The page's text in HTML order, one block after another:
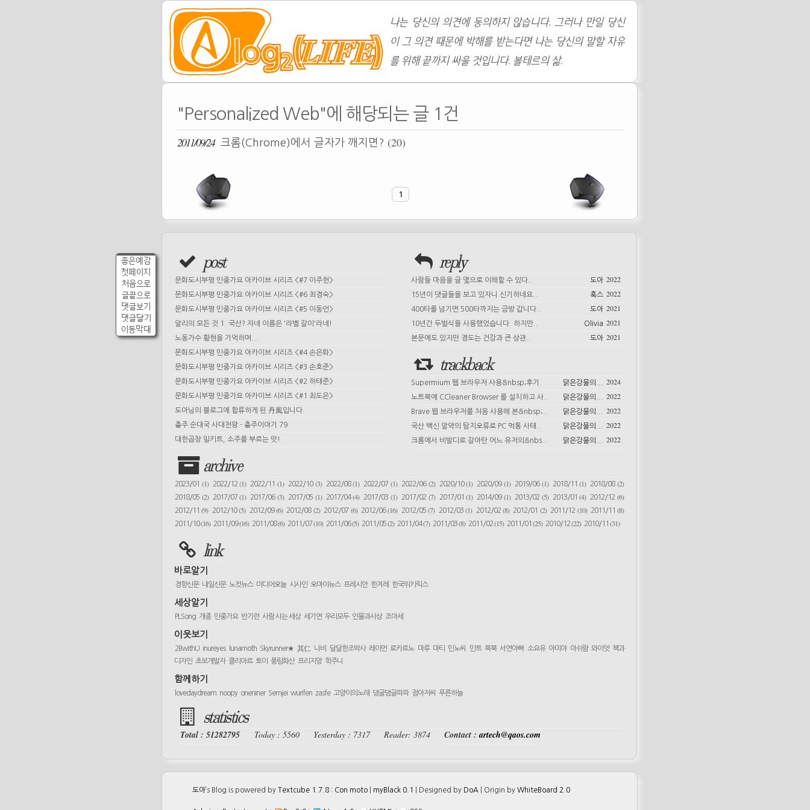
나는 당신의 의견에 동의하지 않습니다. 그러나 만일 당신
이 그 의견 때문에 박해를 받는다면 나는 당신의 말할 자유
를 위해 끝까지 싸울 것입니다. 볼테르의 삶.
좋은예감
첫페이지
처음으로
글끝으로
댓글보기
댓글달기
이동막대
"Personalized Web"에 해당되는 글 1건
2011/09/24 크롬(Chrome)에서 글자가 깨지면? (20)
1
post
문화도시부평 민중가요 아카이브 시리즈 <#7 이주헌>
문화도시부평 민중가요 아카이브 시리즈 <#6 최경숙>
문화도시부평 민중가요 아카이브 시리즈 <#5 이동언>
알리의 모든 것 1. 국산? 자네 이름은 '라벨 갈이'라네!
노동가수 황현을 기억하며...
문화도시부평 민중가요 아카이브 시리즈 <#4 손은화>
문화도시부평 민중가요 아카이브 시리즈 <#3 손호준>
문화도시부평 민중가요 아카이브 시리즈 <#2 하태준>
문화도시부평 민중가요 아카이브 시리즈 <#1 최도은>
도아님의 블로그에 합류하게 된 丹風입니다.
충주 순대국 사대천왕 - 충주이야기 79
대한곱창 밀키트, 소주를 부르는 맛!
reply
사람들 마음을 글 몇으로 이해할 수 있다.. 2022
도아
15년이 댓글들을 보고 있자니 신기하네요..
2022
훅스
400타를 넘기면 500타까지는 금방 갑니다..
2021
도아
10년간 두벌식을 사용했었습니다. 하지만..
2021
Olivia
본문에도 있지만 경도는 건강과 큰 상관..
2021
도아
trackback
Supermium 웹 브라우저 사용&nbsp;후기. 2024
맑은강물의...
노트북에 CCleaner Browser 를 설치하고 사..
2022
맑은강물의...
Brave 웹 브라우저를 처음 사용해 본&nbsp;..
2022
맑은강물의...
국산 백신 알약의 탐지오류로 PC 먹통 사태..
2022
맑은강물의...
크롬에서 비발디로 갈아탄 어느 유저의&nbs..
2022
맑은강물의...
archive
2023/01 (1) 2022/12(1) 2022/11(1) 2022/10 (3) 2022/08(1) 2022/07(1) 2022/06 (2) 2020/10(1) 2020/09(1) 2019/06 (1) 2018/11(1) 2018/08(2)
2018/05 (2) 2017/07(1) 2017/06(3) 2017/05 (1) 2017/04(4) 2017/03(1) 2017/02 (7) 2017/01(1) 2014/09(1) 2013/02 (5) 2013/01(4) 2012/12(6)
2012/11(9) 2012/10(5) 2012/09(6) 2012/08 (2) 2012/07 (6) 2012/06(16) 2012/05(7) 2012/03(1) 2012/02 (8) 2012/01 (2) 2011/12 (10) 2011/11(8)
2011/10(16) 2011/09(16) 2011/08(6) 2011/07(10) 2011/06(5) 2011/05(2) 2011/04(7) 2011/03(8) 2011/02(15) 2011/01 (25) 2010/12(22) 2010/11 (31)
link
바로알기
경향신문 내일신문 노컷뉴스 미디어오늘 시사인 오마이뉴스 프레시안 한겨레 한국위키릭스
세상알기
PLSong 개종 민중가요 반기련 사람 사는 세상 세기연 우리모두 인물과사상 조아세
이웃보기
2BwithU inureyes lunamoth Skyrunner★ 其仁 나비 달달한조박사 레이먼 로카르노 마루 마티 민노씨 민트 북북 서연아빠 소요유 아미야 아쉬람 와이엇 책과
디자인 초보개발자 클리아르 토이 풍림화산 프리지앙 학주니
함께하기
lovedaydream noopy oneniner Semjei wurifen zasfe 고양이의노래 댕글댕글파파 점아저씨 푸른하늘
statistics
Total : 51282795 Today : 5560 Yesterday : 7317 Reader: 3874 Contact :artech@qaos.com
도아’s Blog is powered by Textcube 1.7.8 : Con moto myBlack 0.1 | Designed by DoA | Origin by WhiteBoard 2.0